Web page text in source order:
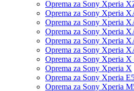
Oprema za Sony Xperia
Oprema za Sony Xperia
Oprema za Sony Xperia
Oprema za Sony Xperia
Oprema za Sony Xperia
Oprema za Sony Xperia
Oprema za Sony Xperia X
Oprema za Sony Xperia X
Oprema za Sony Xperia
Oprema za Sony Xperia